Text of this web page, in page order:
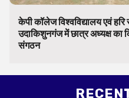
केपी कॉलेज विश्वविद्यालय एवं
उदाकिशुनगंज में छात्र अध्यक्ष का
संगठन